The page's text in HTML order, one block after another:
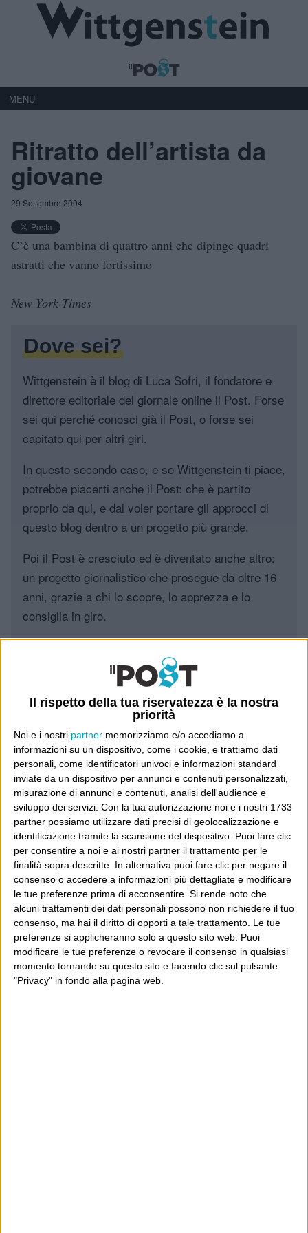
Il rispetto della tua riservatezza è la nostra
priorità
Noi e i nostri partner memorizziamo e/o accediamo a
informazioni su un dispositivo, come i cookie, e trattiamo dati
personali, come identificatori univoci e informazioni standard
inviate da un dispositivo per annunci e contenuti personalizzati,
misurazione di annunci e contenuti, analisi dell'audience e
sviluppo dei servizi. Con la tua autorizzazione noi e i nostri 1733
partner possiamo utilizzare dati precisi di geolocalizzazione e
identificazione tramite la scansione del dispositivo. Puoi fare clic
per consentire a noi e ai nostri partner il trattamento per le
finalità sopra descritte. In alternativa puoi fare clic per negare il
consenso o accedere a informazioni più dettagliate e modificare
le tue preferenze prima di acconsentire. Si rende noto che
alcuni trattamenti dei dati personali possono non richiedere il tuo
consenso, ma hai il diritto di opporti a tale trattamento. Le tue
preferenze si applicheranno solo a questo sito web. Puoi
modificare le tue preferenze o revocare il consenso in qualsiasi
momento tornando su questo sito e facendo clic sul pulsante
"Privacy" in fondo alla pagina web.
MENU
Ritratto dell’artista da
giovane
29 Settembre 2004
C’è una bambina di quattro anni che dipinge quadri
astratti che vanno fortissimo
New York Times
Dove sei?
Wittgenstein è il blog di Luca Sofri, il fondatore e
direttore editoriale del giornale online il Post. Forse
sei qui perché conosci già il Post, o forse sei
capitato qui per altri giri.
In questo secondo caso, e se Wittgenstein ti piace,
potrebbe piacerti anche il Post: che è partito
proprio da qui, e dal voler portare gli approcci di
questo blog dentro a un progetto più grande.
Poi il Post è cresciuto ed è diventato anche altro:
un progetto giornalistico che prosegue da oltre 16
anni, grazie a chi lo scopre, lo apprezza e lo
consiglia in giro.
Luca Sofri Wittgenstein
POST PRECEDENTE
Il milione
POST SUCCESSIVO
Ma qualcuno ha notizie di
Federico Monti Arduini?
E per i regali di Natale